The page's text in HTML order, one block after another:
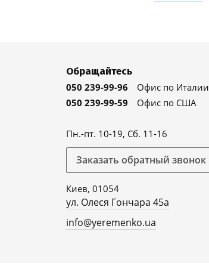
Обращайтесь
050 239-99-96
Офис по Италии
050 239-99-59
Офис по США
Пн.-пт. 10-19, Сб. 11-16
Заказать обратный звонок
Киев, 01054
ул. Олеся Гончара 45а
info@yeremenko.ua